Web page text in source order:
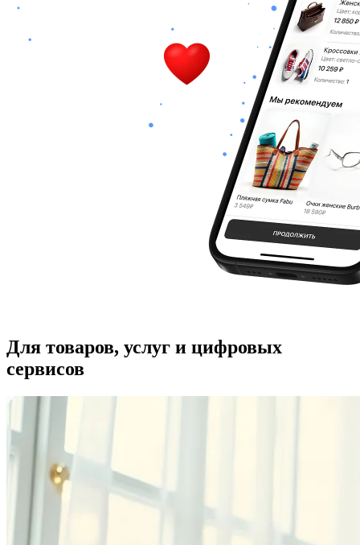
Для товаров, услуг и цифровых
сервисов